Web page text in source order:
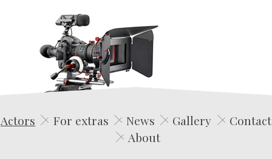
Edwin Film Agencja Aktorska
Actors For extras News Gallery
Contact
About